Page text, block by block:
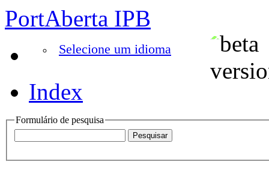
PortAberta IPB
Selecione um idioma
Index
Formulário de pesquisa